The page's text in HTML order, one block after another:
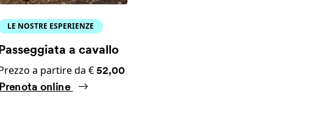
LE NOSTRE ESPERIENZE
a cavallo
a partire da €52,00
Prenota online